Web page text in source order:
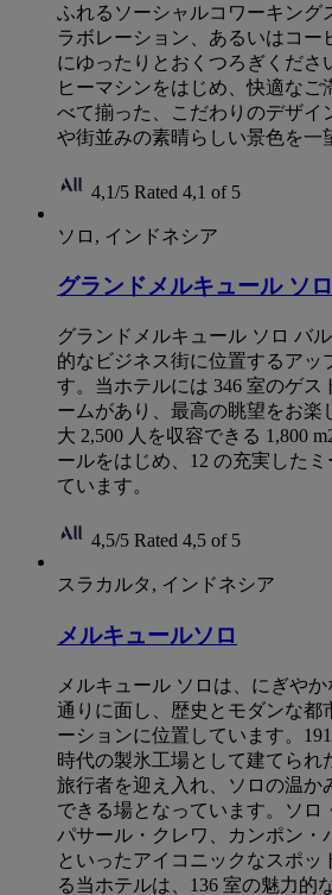
ふれるソーシャルコワーキング
ラボレーション、あるいはコー
にゆったりとおくつろぎくださ
ヒーマシンをはじめ、快適なご
べて揃った、こだわりのデザイ
や街並みの素晴らしい景色を一
4,1/5 Rated 4,1 of 5
ソロ, インドネシア
グランドメルキュール ソ
グランドメルキュール ソロ バ
的なビジネス街に位置するアッ
す。当ホテルには 346 室のゲス
ームがあり、最高の眺望をお楽
大 2,500 人を収容できる 1,800
ールをはじめ、12 の充実した
ています。
4,5/5 Rated 4,5 of 5
スラカルタ, インドネシア
メルキュールソロ
メルキュール ソロは、にぎや
通りに面し、歴史とモダンな都
ーションに位置しています。
時代の製氷工場として建てられ
旅行者を迎え入れ、ソロの温か
できる場となっています。ソロ
パサール・クレワ、カンポン・
といったアイコニックなスポッ
る当ホテルは、136 室の魅力的